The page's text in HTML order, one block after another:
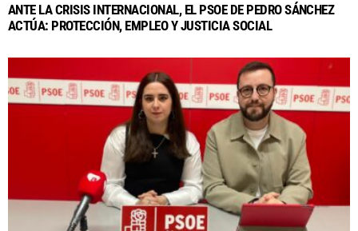
ANTE LA CRISIS INTERNACIONAL, EL PSOE DE PEDRO SÁNCHEZ
ACTÚA: PROTECCIÓN, EMPLEO Y JUSTICIA SOCIAL